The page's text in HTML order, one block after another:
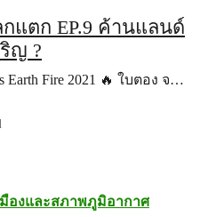
แตก EP.9 ค้านแลนด์
ญ ?
Fire 2021 🔥 ใบตอง จ…
มืองและสภาพภูมิอากาศ